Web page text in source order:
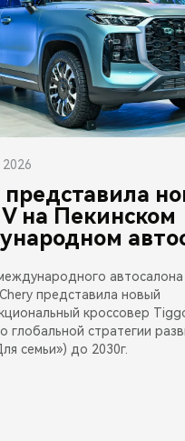
представила
на Пекинском
представила новый
кроссовер
глобальной стратегии
семьи») до 2030г.